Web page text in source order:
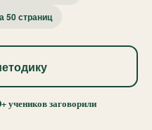
50 страниц
учеников заговорили